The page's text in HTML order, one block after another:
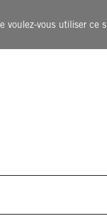
voulez-vous utiliser ce